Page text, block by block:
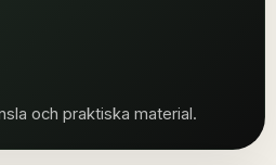
och praktiska material.